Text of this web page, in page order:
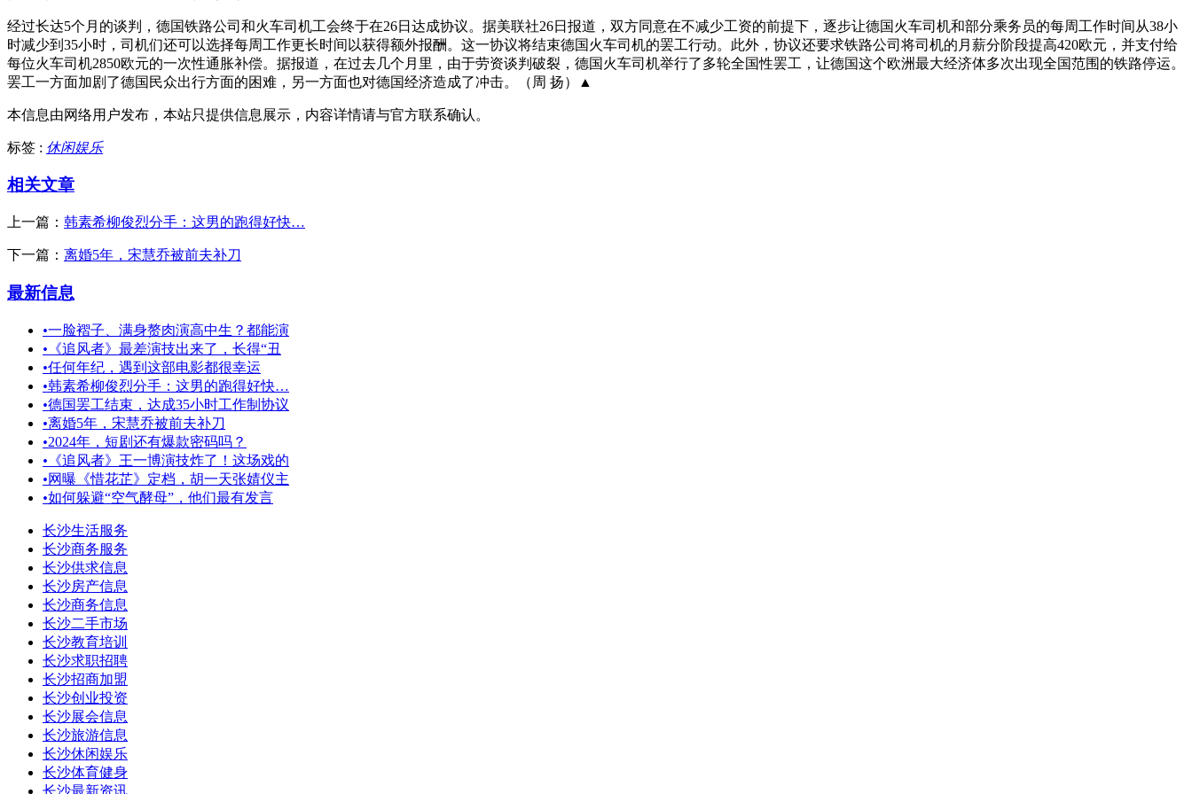
经过长达5个月的谈判，德国铁路公司和火车司机工会终于在26日达成协议。据美联社26日报道，双方同意在不减少工资的前提下，逐步让德国火车司机和部分乘务员的每周工作时间从38小
时减少到35小时，司机们还可以选择每周工作更长时间以获得额外报酬。这一协议将结束德国火车司机的罢工行动。此外，协议还要求铁路公司将司机的月薪分阶段提高420欧元，并支付给
每位火车司机2850欧元的一次性通胀补偿。据报道，在过去几个月里，由于劳资谈判破裂，德国火车司机举行了多轮全国性罢工，让德国这个欧洲最大经济体多次出现全国范围的铁路停运。
罢工一方面加剧了德国民众出行方面的困难，另一方面也对德国经济造成了冲击。（周 扬）▲
本信息由网络用户发布， 本站只提供信息展示，内容详情请与官方联系确认。
标签 : 休闲娱乐
相关文章
上一篇： 韩素希柳俊烈分手：这男的跑得好快…
下一篇： 离婚5年，宋慧乔被前夫补刀
最新信息
•一脸褶子、满身赘肉演高中生？都能演
• 《追风者》最差演技出来了，长得“丑
•任何年纪，遇到这部电影都很幸运
•韩素希柳俊烈分手：这男的跑得好快…
•德国罢工结束，达成35小时工作制协议
•离婚5年，宋慧乔被前夫补刀
•2024年，短剧还有爆款密码吗？
• 《追风者》王一博演技炸了！这场戏的
•网曝《惜花芷》定档，胡一天张婧仪主
•如何躲避“空气酵母”，他们最有发言
长沙生活服务
长沙商务服务
长沙供求信息
长沙房产信息
长沙商务信息
长沙二手市场
长沙教育培训
长沙求职招聘
长沙招商加盟
长沙创业投资
长沙展会信息
长沙旅游信息
长沙休闲娱乐
长沙体育健身
长沙最新资讯